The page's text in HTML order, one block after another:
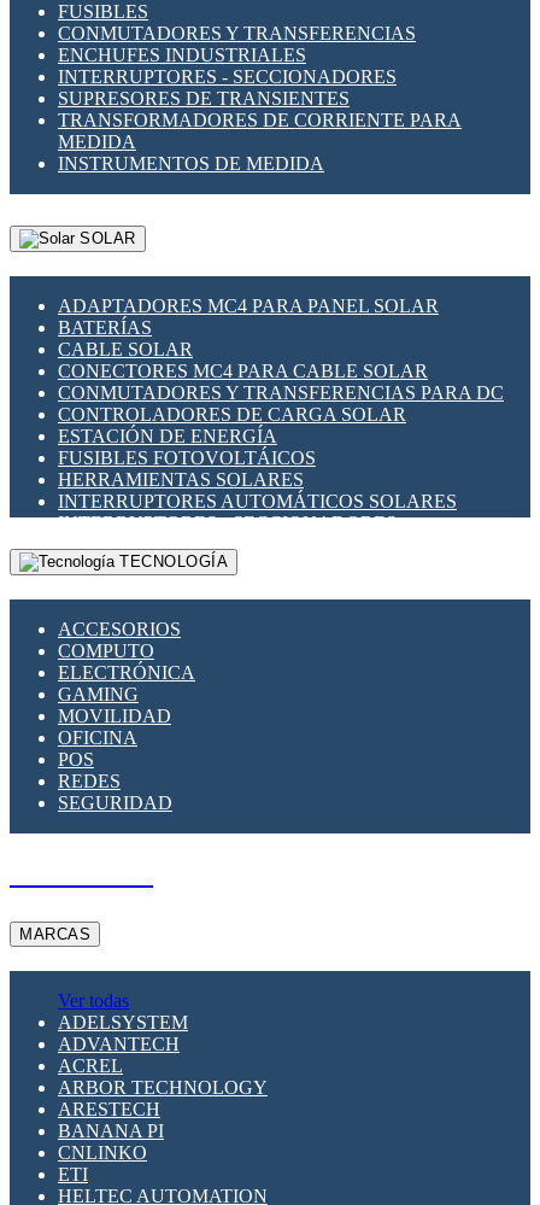
FUSIBLES
CONMUTADORES Y TRANSFERENCIAS
ENCHUFES INDUSTRIALES
INTERRUPTORES - SECCIONADORES
SUPRESORES DE TRANSIENTES
TRANSFORMADORES DE CORRIENTE PARA
MEDIDA
INSTRUMENTOS DE MEDIDA
SOLAR
ADAPTADORES MC4 PARA PANEL SOLAR
BATERÍAS
CABLE SOLAR
CONECTORES MC4 PARA CABLE SOLAR
CONMUTADORES Y TRANSFERENCIAS PARA DC
CONTROLADORES DE CARGA SOLAR
ESTACIÓN DE ENERGÍA
FUSIBLES FOTOVOLTÁICOS
HERRAMIENTAS SOLARES
INTERRUPTORES AUTOMÁTICOS SOLARES
INTERRUPTORES - SECCIONADORES
FOTOVOLTÁICOS
MONTAJE PANEL SOLAR
SUPRESOR DE TRANSIENTES SPDS PARA
APLICACIONES FOTOVOLTAICAS
TECNOLOGÍA
ACCESORIOS
COMPUTO
ELECTRÓNICA
GAMING
MOVILIDAD
OFICINA
POS
REDES
SEGURIDAD
MARCAS
Ver todas
ADELSYSTEM
ADVANTECH
ACREL
ARBOR TECHNOLOGY
ARESTECH
BANANA PI
CNLINKO
ETI
HELTEC AUTOMATION